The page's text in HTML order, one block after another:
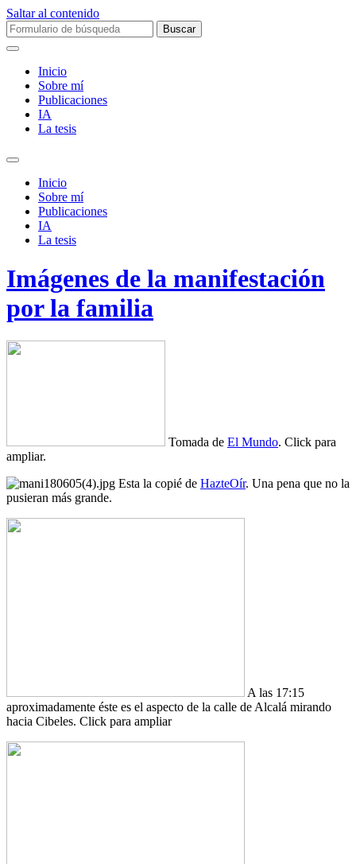
Saltar al contenido
Buscar:
Inicio
Sobre mí­
Publicaciones
IA
La tesis
Alternar
campo
búsqueda
Inicio
Sobre mí­
Publicaciones
IA
La tesis
Imágenes de la manifestación
por la familia
Tomada de El Mundo. Click para
ampliar.
Esta la copié de HazteOír. Una pena que no la
pusieran más grande.
A las 17:15
aproximadamente éste es el aspecto de la calle de Alcalá mirando
hacia Cibeles. Click para ampliar